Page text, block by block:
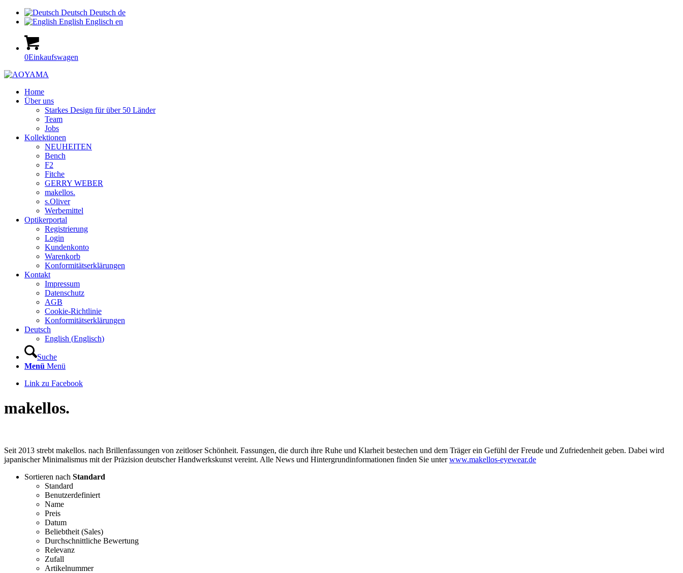
Deutsch Deutsch de
English Englisch en
0Einkaufswagen
Home
Über uns
Starkes Design für über 50 Länder
Team
Jobs
Kollektionen
NEUHEITEN
Bench
F2
Fitche
GERRY WEBER
makellos.
s.Oliver
Werbemittel
Optikerportal
Registrierung
Login
Kundenkonto
Warenkorb
Konformitätserklärungen
Kontakt
Impressum
Datenschutz
AGB
Cookie-Richtlinie
Konformitätserklärungen
Deutsch
English (Englisch)
Suche
Menü Menü
Link zu Facebook
makellos.
Seit 2013 strebt makellos. nach Brillenfassungen von zeitloser Schönheit. Fassungen, die durch ihre Ruhe und Klarheit bestechen und dem Träger ein Gefühl der Freude und Zufriedenheit geben. Dabei wird
japanischer Minimalismus mit der Präzision deutscher Handwerkskunst vereint. Alle News und Hintergrundinformationen finden Sie unterwww.makellos-eyewear.de
Sortieren nach Standard
Standard
Benutzerdefiniert
Name
Preis
Datum
Beliebtheit (Sales)
Durchschnittliche Bewertung
Relevanz
Zufall
Artikelnummer